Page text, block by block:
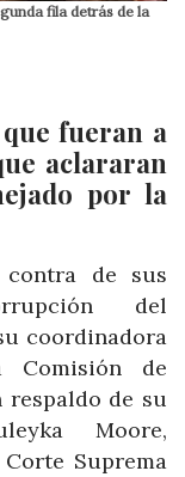
fila detrás de la
fueran a
aclararan
por la
de sus
del
coordinadora
Comisión de
respaldo de su
Moore,
Suprema